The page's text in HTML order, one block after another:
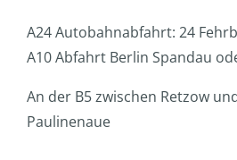
A24 Autobahnabfahrt: 24
A10 Abfahrt Berlin Spandau
An der B5 zwischen Retzow
Paulinenaue